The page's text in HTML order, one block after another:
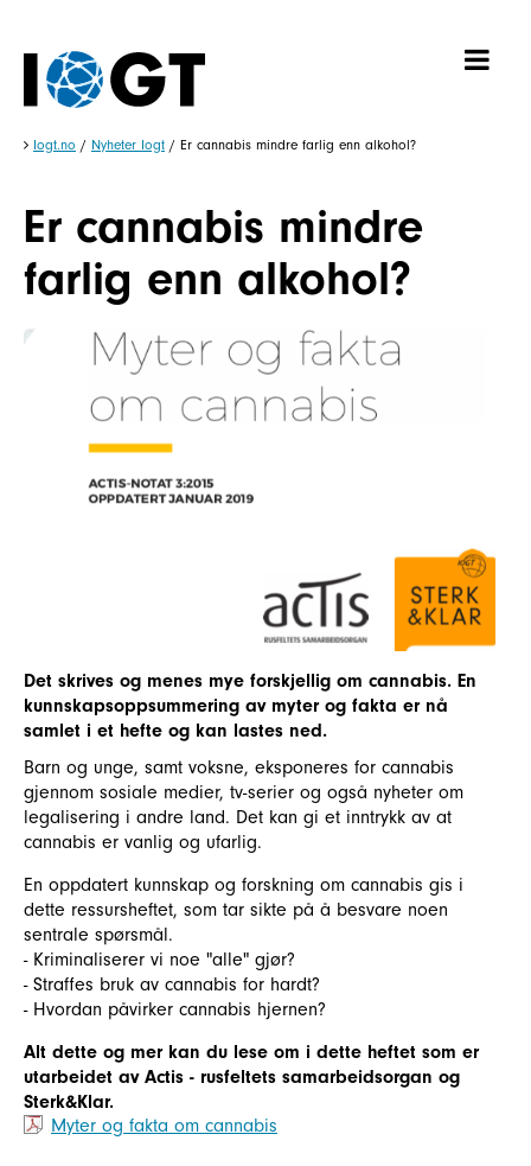
Iogt.no / Nyheter Iogt / Er cannabis mindre farlig enn alkohol?
Er cannabis mindre
farlig enn alkohol?
Det skrives og menes mye forskjellig om cannabis. En
kunnskapsoppsummering av myter og fakta er nå
samlet i et hefte og kan lastes ned.
Barn og unge, samt voksne, eksponeres for cannabis
gjennom sosiale medier, tv-serier og også nyheter om
legalisering i andre land. Det kan gi et inntrykk av at
cannabis er vanlig og ufarlig.
En oppdatert kunnskap og forskning om cannabis gis i
dette ressursheftet, som tar sikte på å besvare noen
sentrale spørsmål.
- Kriminaliserer vi noe "alle" gjør?
- Straffes bruk av cannabis for hardt?
- Hvordan påvirker cannabis hjernen?
Alt dette og mer kan du lese om i dette heftet som er
utarbeidet av Actis - rusfeltets samarbeidsorgan og
Sterk&Klar.
Myter og fakta om cannabis